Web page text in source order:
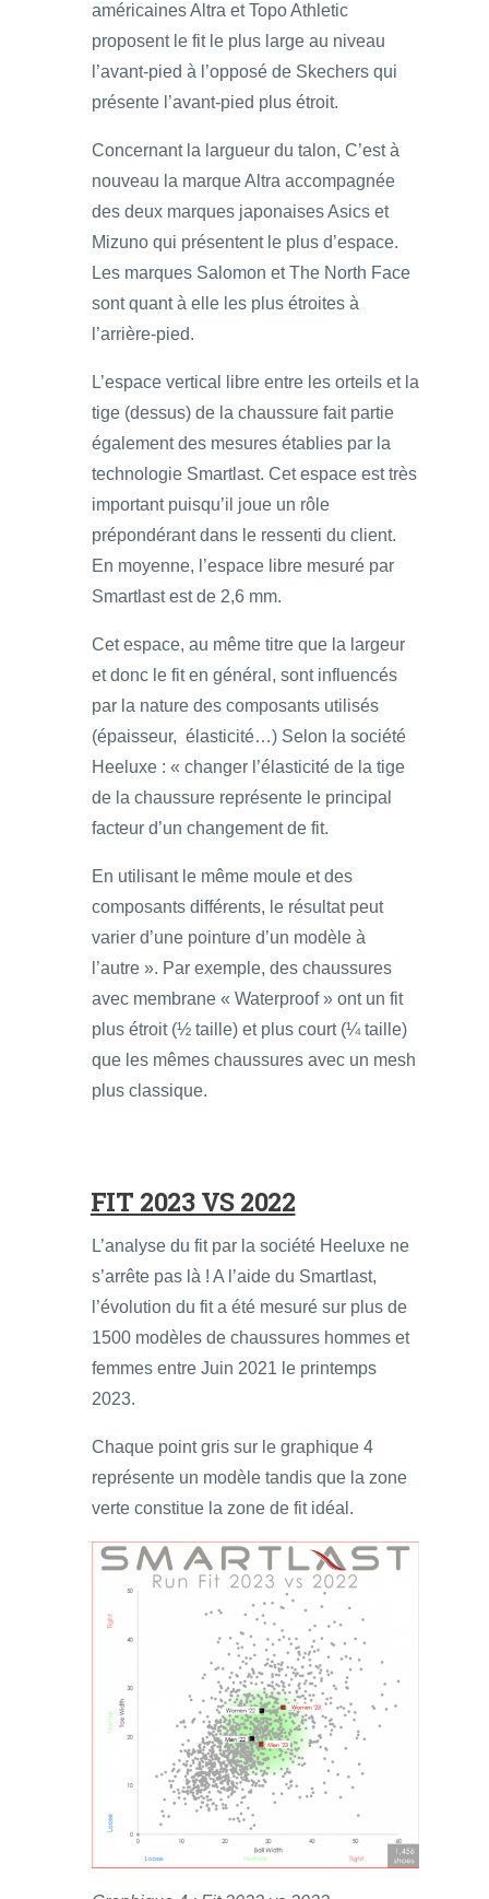
américaines Altra et Topo Athletic
proposent le fit le plus large au niveau
l’avant-pied à l’opposé de Skechers qui
présente l’avant-pied plus étroit.
Concernant la largueur du talon, C’est à
nouveau la marque Altra accompagnée
des deux marques japonaises Asics et
Mizuno qui présentent le plus d’espace.
Les marques Salomon et The North Face
sont quant à elle les plus étroites à
l’arrière-pied.
L’espace vertical libre entre les orteils et la
tige (dessus) de la chaussure fait partie
également des mesures établies par la
technologie Smartlast. Cet espace est très
important puisqu’il joue un rôle
prépondérant dans le ressenti du client.
En moyenne, l’espace libre mesuré par
Smartlast est de 2,6 mm.
Cet espace, au même titre que la largeur
et donc le fit en général, sont influencés
par la nature des composants utilisés
(épaisseur, élasticité…) Selon la société
Heeluxe : « changer l’élasticité de la tige
de la chaussure représente le principal
facteur d’un changement de fit.
En utilisant le même moule et des
composants différents, le résultat peut
varier d’une pointure d’un modèle à
l’autre ». Par exemple, des chaussures
avec membrane « Waterproof » ont un fit
plus étroit (½ taille) et plus court (¼ taille)
que les mêmes chaussures avec un mesh
plus classique.
FIT 2023 VS 2022
L’analyse du fit par la société Heeluxe ne
s’arrête pas là ! A l’aide du Smartlast,
l’évolution du fit a été mesuré sur plus de
1500 modèles de chaussures hommes et
femmes entre Juin 2021 le printemps
2023.
Chaque point gris sur le graphique 4
représente un modèle tandis que la zone
verte constitue la zone de fit idéal.